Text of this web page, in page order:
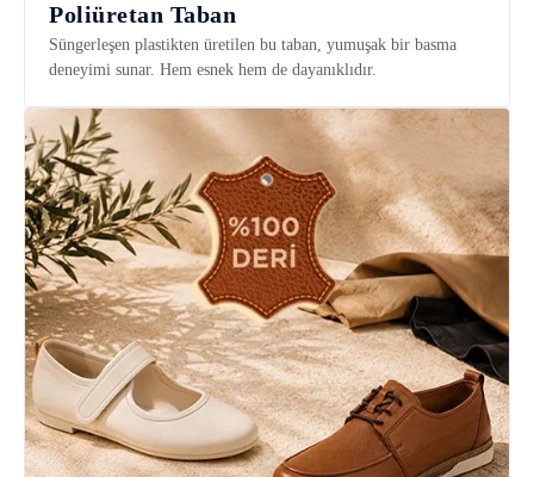
Poliüretan Taban
Süngerleşen plastikten üretilen bu taban, yumuşak bir basma
deneyimi sunar. Hem esnek hem de dayanıklıdır.